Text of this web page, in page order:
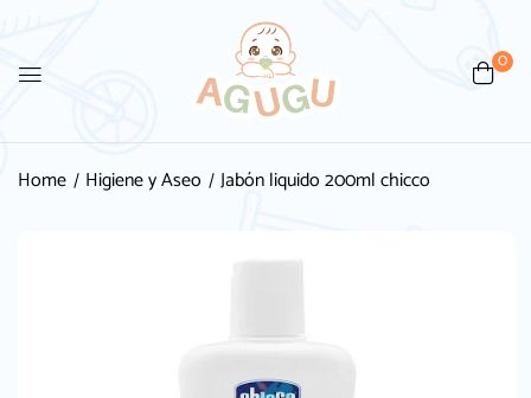
0
Home Higiene y Aseo Jabón liquido 200ml chicco
Be the first to review “Jabón
liquido 200ml chicco”